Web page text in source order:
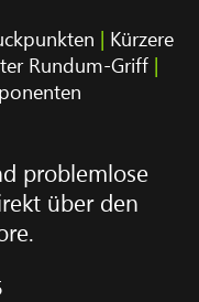
| Kürzere
Rundum-Griff |
problemlose
über den